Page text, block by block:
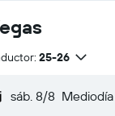
25-26
sáb. 8/8 Mediodía